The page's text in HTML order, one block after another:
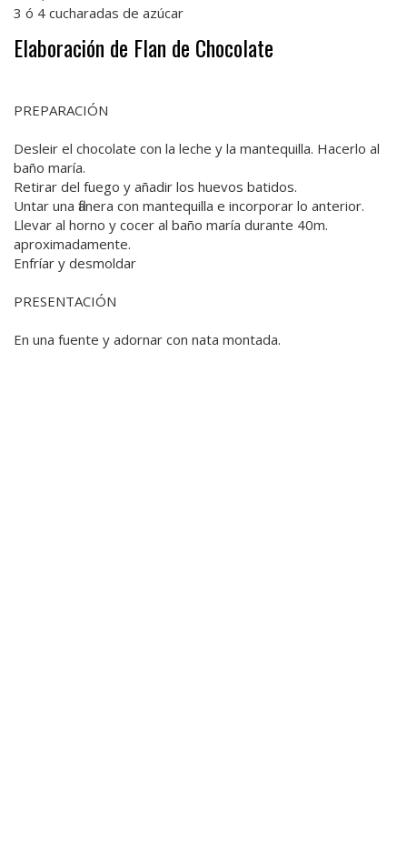
3 ó 4 cucharadas de azúcar
Elaboración de Flan de Chocolate
PREPARACIÓN
Desleir el chocolate con la leche y la mantequilla. Hacerlo al
baño maría.
Retirar del fuego y añadir los huevos batidos.
Untar una flanera con mantequilla e incorporar lo anterior.
Llevar al horno y cocer al baño maría durante 40m.
aproximadamente.
Enfríar y desmoldar
PRESENTACIÓN
En una fuente y adornar con nata montada.